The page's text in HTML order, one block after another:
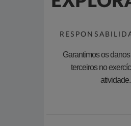
Garantimos os
terceiros no
atividade.